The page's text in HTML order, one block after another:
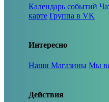
Календарь событий
карте Группа в VK
Интересно
Наши Магазины Мы
Действия